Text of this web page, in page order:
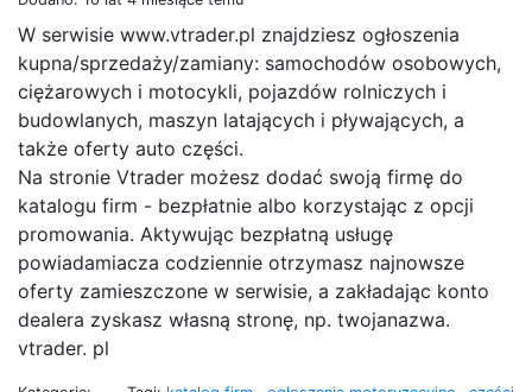
W serwisie www.vtrader.pl znajdziesz ogłoszenia
kupna/sprzedaży/zamiany: samochodów osobowych,
ciężarowych i motocykli, pojazdów rolniczych i
budowlanych, maszyn latających i pływających, a
także oferty auto części.
Na stronie Vtrader możesz dodać swoją firmę do
katalogu firm - bezpłatnie albo korzystając z opcji
promowania. Aktywując bezpłatną usługę
powiadamiacza codziennie otrzymasz najnowsze
oferty zamieszczone w serwisie, a zakładając konto
dealera zyskasz własną stronę, np. twojanazwa.
vtrader. pl